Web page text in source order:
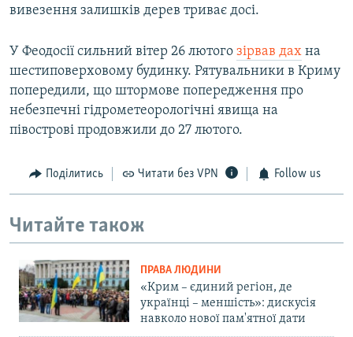
вивезення залишків дерев триває досі.
У Феодосії сильний вітер 26 лютого зірвав дах на
шестиповерховому будинку. Рятувальники в Криму
попередили, що штормове попередження про
небезпечні гідрометеорологічні явища на
півострові продовжили до 27 лютого.
Поділитись Читати без VPN Follow us
Читайте також
ПРАВА ЛЮДИНИ
«Крим – єдиний регіон, де
українці – меншість»: дискусія
навколо нової пам'ятної дати